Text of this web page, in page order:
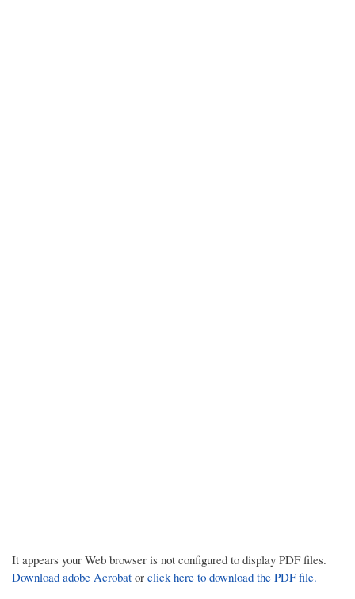
It appears your Web browser is not configured to display PDF files.
Download adobe Acrobat or click here to download the PDF file.